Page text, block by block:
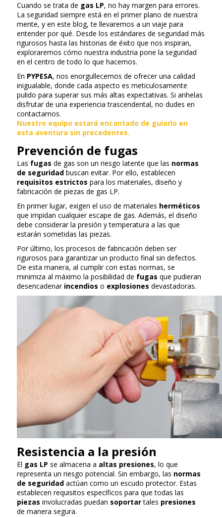
Cuando se trata de gas LP, no hay margen para errores.
La seguridad siempre está en el primer plano de nuestra
mente, y en este blog, te llevaremos a un viaje para
entender por qué. Desde los estándares de seguridad más
rigurosos hasta las historias de éxito que nos inspiran,
exploraremos cómo nuestra industria pone la seguridad
en el centro de todo lo que hacemos.
En PYPESA, nos enorgullecemos de ofrecer una calidad
inigualable, donde cada aspecto es meticulosamente
pulido para superar sus más altas expectativas. Si anhelas
disfrutar de una experiencia trascendental, no dudes en
contactarnos.
Nuestro equipo estará encantado de guiarlo en
esta aventura sin precedentes.
Prevención de fugas
Las fugas de gas son un riesgo latente que las normas
de seguridad buscan evitar. Por ello, establecen
requisitos estrictos para los materiales, diseño y
fabricación de piezas de gas LP.
En primer lugar, exigen el uso de materiales herméticos
que impidan cualquier escape de gas. Además, el diseño
debe considerar la presión y temperatura a las que
estarán sometidas las piezas.
Por último, los procesos de fabricación deben ser
rigurosos para garantizar un producto final sin defectos.
De esta manera, al cumplir con estas normas, se
minimiza al máximo la posibilidad de fugas que pudieran
desencadenar incendios o explosiones devastadoras.
Resistencia a la presión
El gas LP se almacena a altas presiones, lo que
representa un riesgo potencial. Sin embargo, las normas
de seguridad actúan como un escudo protector. Estas
establecen requisitos específicos para que todas las
piezas involucradas puedan soportartales presiones
de manera segura.